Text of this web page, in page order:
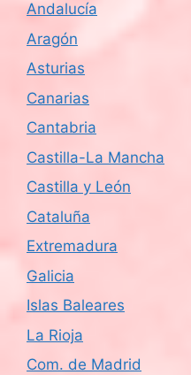
Andalucía
Aragón
Asturias
Canarias
Cantabria
Castilla-La Mancha
Castilla y León
Cataluña
Extremadura
Galicia
Islas Baleares
La Rioja
Com. de Madrid